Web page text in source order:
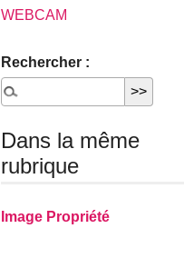
WEBCAM
Rechercher :
Dans la même
rubrique
Image Propriété